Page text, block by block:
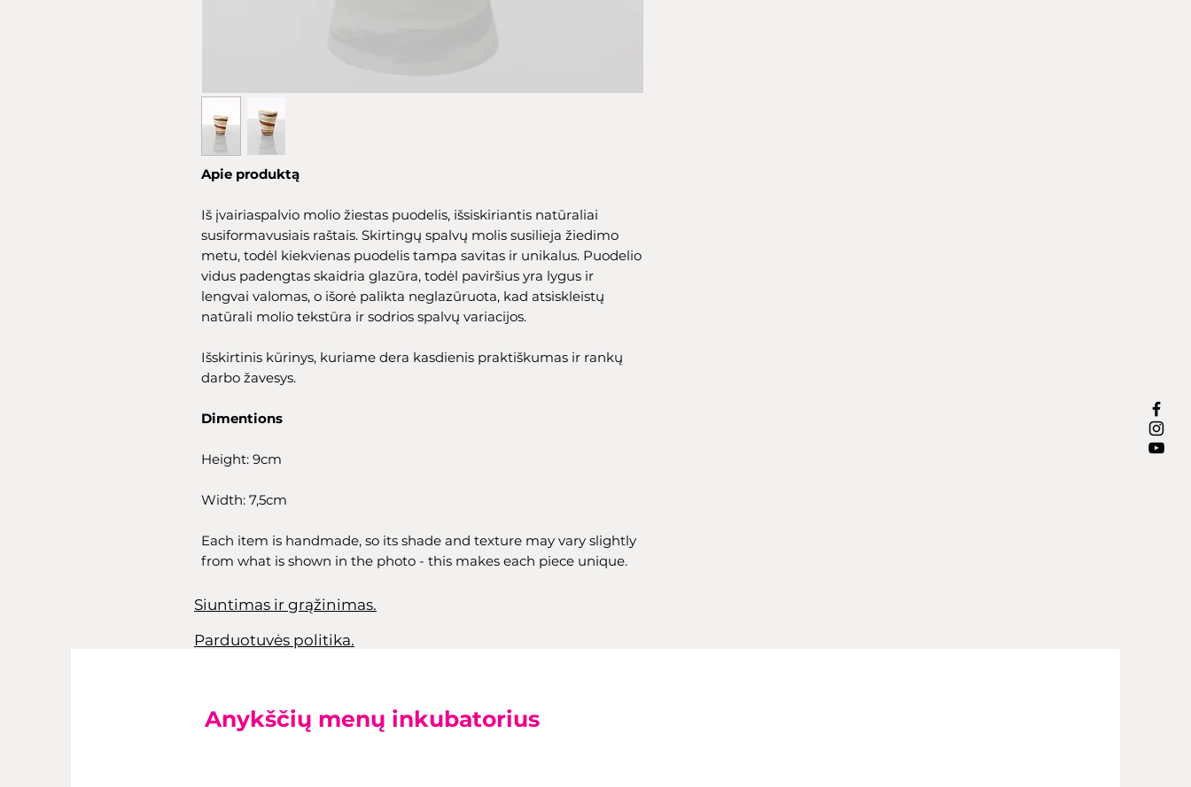
Apie produktą
Iš įvairiaspalvio molio žiestas puodelis, išsiskiriantis natūraliai
susiformavusiais raštais. Skirtingų spalvų molis susilieja žiedimo
metu, todėl kiekvienas puodelis tampa savitas ir unikalus. Puodelio
vidus padengtas skaidria glazūra, todėl paviršius yra lygus ir
lengvai valomas, o išorė palikta neglazūruota, kad atsiskleistų
natūrali molio tekstūra ir sodrios spalvų variacijos.
Išskirtinis kūrinys, kuriame dera kasdienis praktiškumas ir rankų
darbo žavesys.
Dimentions
Height: 9cm
Width: 7,5cm
Each item is handmade, so its shade and texture may vary slightly
from what is shown in the photo - this makes each piece unique.
Siuntimas ir grąžinimas.
Parduotuvės politika.
Anykščių menų inkubatorius